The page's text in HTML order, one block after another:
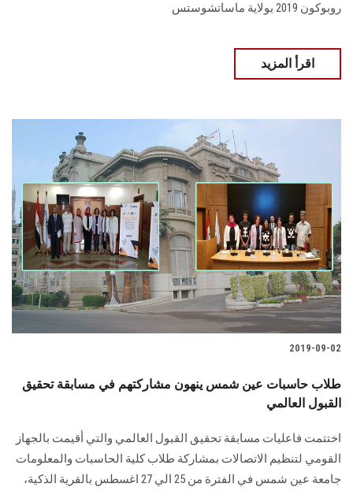
روبوكون 2019 بولاية ماساتشوستس
اقرأ المزيد
2019-09-02
طلاب حاسبات عين شمس ينهون مشاركتهم في مسابقة تحقيق
القبول العالمي
اختتمت فاعليات مسابقة تحقيق القبول العالمي والتي أقيمت بالجهاز
القومي لتنظيم الاتصالات بمشاركة طلاب كلية الحاسبات والمعلومات
جامعة عين شمس في الفترة من 25 الي 27 اغسطس بالقرية الذكية،